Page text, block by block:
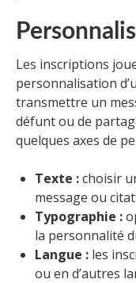
Les inscriptions
personnalisation
transmettre un
défunt ou de
quelques axes de
Texte :choisir
message ou
Typographie :
la personnalité
Langue : les
ou en d’autres